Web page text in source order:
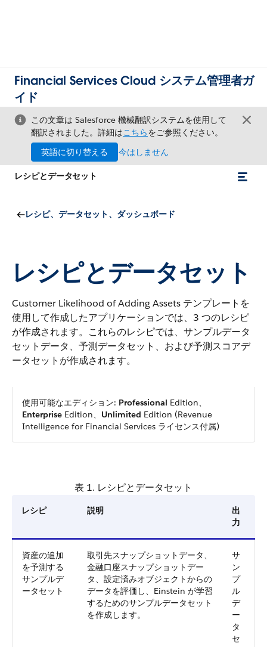
Financial Services Cloud システム管理者ガ
イド
この文章は Salesforce 機械翻訳システムを使用して
翻訳されました。詳細はこちらをご参照ください。
英語に切り替える
今はしません
レシピとデータセット
レシピ、データセット、ダッシュボード
レシピとデータセット
Customer Likelihood of Adding Assets テンプレートを
使用して作成したアプリケーションでは、3 つのレシピ
が作成されます。これらのレシピでは、サンプルデータ
セットデータ、予測データセット、および予測スコアデ
ータセットが作成されます。
使用可能なエディション: Professional Edition、
Enterprise Edition、 Unlimited Edition (Revenue
Intelligence for Financial Services ライセンス付属)
表 1. レシピとデータセット
レシピ 説明
出
力
資産の追加
を予測する
サンプルデ
ータセット
取引先スナップショットデータ、
金融口座スナップショットデー
タ、設定済みオブジェクトからの
データを評価し、Einstein が学習
するためのサンプルデータセット
を作成します。
サ
ン
プ
ル
デ
ー
タ
セ